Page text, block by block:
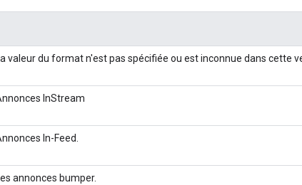
valeur du format n'est pas spécifiée ou est inconnue dans cette
InStream
In-Feed.
annonces bumper.